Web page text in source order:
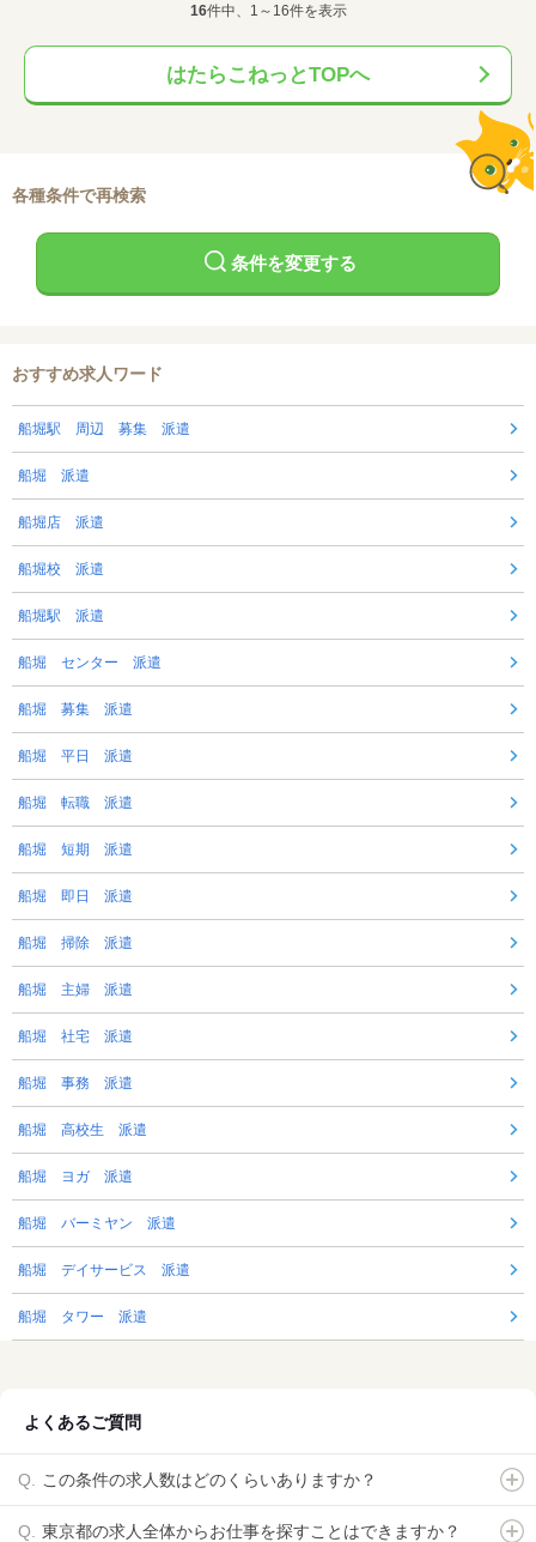
16件中、1～16件を表示
はたらこねっとTOPへ
各種条件で再検索
条件を変更する
おすすめ求人ワード
船堀駅 周辺 募集 派遣
船堀 派遣
船堀店 派遣
船堀校 派遣
船堀駅 派遣
船堀 センター 派遣
船堀 募集 派遣
船堀 平日 派遣
船堀 転職 派遣
船堀 短期 派遣
船堀 即日 派遣
船堀 掃除 派遣
船堀 主婦 派遣
船堀 社宅 派遣
船堀 事務 派遣
船堀 高校生 派遣
船堀 ヨガ 派遣
船堀 バーミヤン 派遣
船堀 デイサービス 派遣
船堀 タワー 派遣
よくあるご質問
この条件の求人数はどのくらいありますか？
東京都の求人全体からお仕事を探すことはできますか？